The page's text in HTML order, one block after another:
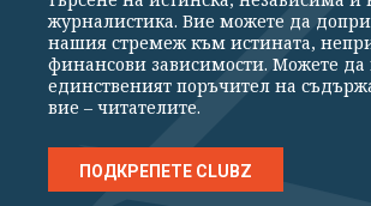
Екип
Подкрепете ни
Издател на www.clubz.bg е „Клуб Зебра Медия“
Константинов" 3. Всички права запазени 2026
Препечатването на материали, снимки и видео
разрешение ще бъде преследвано по
ОБЩИТЕ УСЛОВИЯ
журналистика. Вие можете да
нашия стремеж към истината,
финансови зависимости. Можете да
единственият поръчител на
вие – читателите.
ПОДКРЕПЕТЕ CLUBZ